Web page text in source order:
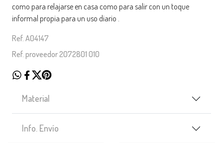
como para relajarse en casa como para salir con un toque
informal propia para un uso diario .
Ref. A04147
Ref. proveedor 2072801 010
Material
Info. Envío